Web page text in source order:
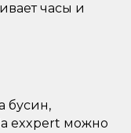
часы и
бусин,
exxpert можно